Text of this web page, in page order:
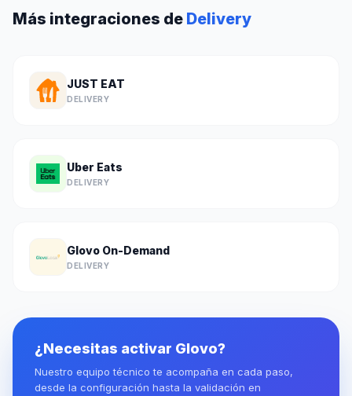
Más integraciones de Delivery
JUST EAT
DELIVERY
Uber Eats
DELIVERY
Glovo On-Demand
DELIVERY
¿Necesitas activar Glovo?
Nuestro equipo técnico te acompaña en cada paso,
desde la configuración hasta la validación en